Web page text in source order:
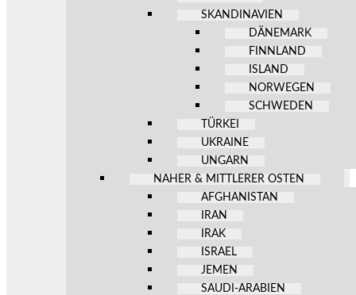
SKANDINAVIEN
DÄNEMARK
FINNLAND
ISLAND
NORWEGEN
SCHWEDEN
TÜRKEI
UKRAINE
UNGARN
NAHER & MITTLERER OSTEN
AFGHANISTAN
IRAN
IRAK
ISRAEL
JEMEN
SAUDI-ARABIEN